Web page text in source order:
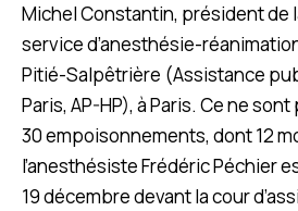
Michel Constantin, président de
service d’anesthésie-
Pitié-Salpêtrière (Assistance
Paris, AP-HP), à Paris. Ce ne sont
30 empoisonnements, dont 12
l’anesthésiste Frédéric Péchier
19 décembre devant la cour